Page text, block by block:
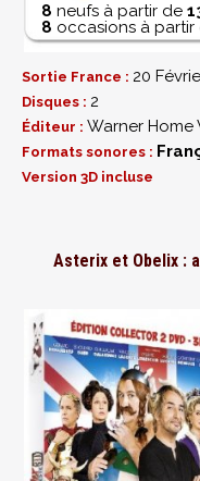
8 neufs à partir de
8 occasions à partir
Sortie France : 20
Disques : 2
Éditeur : Warner Home
Formats sonores :
Version 3D incluse
Asterix et Obelix :